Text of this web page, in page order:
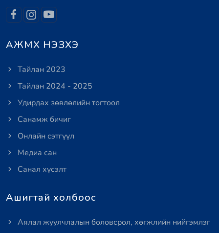
АЖМХ НЭЗХЭ
Тайлан 2023
Тайлан 2024 - 2025
Удирдах зөвлөлийн тогтоол
Санамж бичиг
Онлайн сэтгүүл
Медиа сан
Санал хүсэлт
Ашигтай холбоос
Аялал жуулчлалын боловсрол, хөгжлийн нийгэмлэг